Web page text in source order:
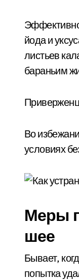
йода и
листьев
бараньим
Во
условиях
Меры
шее
Бывает,
попытка